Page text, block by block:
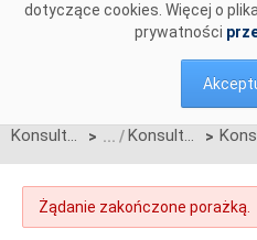
dotyczące cookies. Więcej o
prywatności
Konsultacje > Konsultacje aktywne >
Żądanie zakończone porażką.